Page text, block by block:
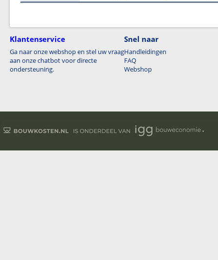
Klantenservice
Ga naar onze webshop en stel uw vraag
aan onze chatbot voor directe
ondersteuning.
Snel naar
Handleidingen
FAQ
Webshop